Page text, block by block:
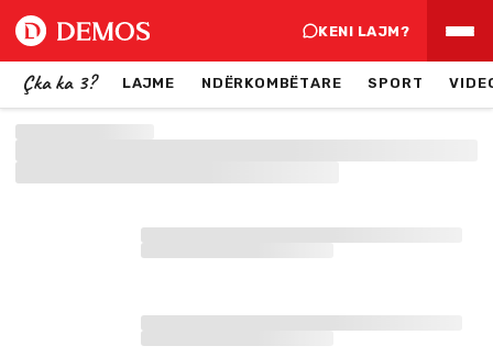
KENI LAJM?
Çka ka 3? LAJME NDËRKOMBËTARE SPORT